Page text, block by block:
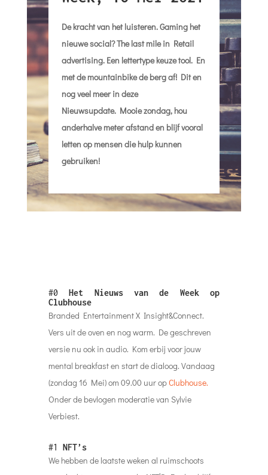
De kracht van het luisteren.Gaming het
nieuwe social? The last mile in Retail
advertising. Een lettertype keuze tool. En
met de mountainbike de berg af! Dit en
nog veel meer in deze
Nieuwsupdate. Mooie zondag, hou
anderhalve meter afstand en blijf vooral
letten op mensen die hulp kunnen
gebruiken!
#0Het Nieuws van de Week op
Clubhouse
Branded Entertainment X Insight&Connect.
Vers uit de oven en nog warm. De geschreven
versie nu ook in audio. Kom erbij voor jouw
mental breakfast en start de dialoog. Vandaag
(zondag 16 Mei) om 09.00 uur opClubhouse.
Onder de bevlogen moderatie van Sylvie
Verbiest.
#1 NFT’s
We hebben de laatste weken al ruimschoots